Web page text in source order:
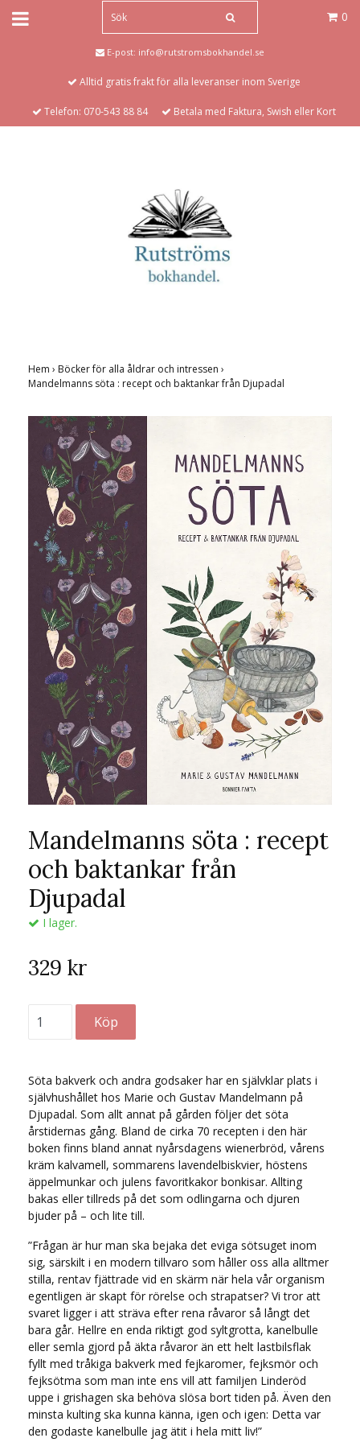
0
E-post: info@rutstromsbokhandel.se
Alltid gratis frakt för alla leveranser inom Sverige
Telefon: 070-543 88 84 Betala med Faktura, Swish eller Kort
Hem › Böcker för alla åldrar och intressen ›
Mandelmanns söta : recept och baktankar från Djupadal
Mandelmanns söta : recept
och baktankar från
Djupadal
I lager.
329 kr
Söta bakverk och andra godsaker har en självklar plats i
självhushållet hos Marie och Gustav Mandelmann på
Djupadal. Som allt annat på gården följer det söta
årstidernas gång. Bland de cirka 70 recepten i den här
boken finns bland annat nyårsdagens wienerbröd, vårens
kräm kalvamell, sommarens lavendelbiskvier, höstens
äppelmunkar och julens favoritkakor bonkisar. Allting
bakas eller tillreds på det som odlingarna och djuren
bjuder på – och lite till.
”Frågan är hur man ska bejaka det eviga sötsuget inom
sig, särskilt i en modern tillvaro som håller oss alla alltmer
stilla, rentav fjättrade vid en skärm när hela vår organism
egentligen är skapt för rörelse och strapatser? Vi tror att
svaret ligger i att sträva efter rena råvaror så långt det
bara går. Hellre en enda riktigt god syltgrotta, kanelbulle
eller semla gjord på äkta råvaror än ett helt lastbilsflak
fyllt med tråkiga bakverk med fejkaromer, fejksmör och
fejksötma som man inte ens vill att familjen Linderöd
uppe i grishagen ska behöva slösa bort tiden på. Även den
minsta kulting ska kunna känna, igen och igen: Detta var
den godaste kanelbulle jag ätit i hela mitt liv!”